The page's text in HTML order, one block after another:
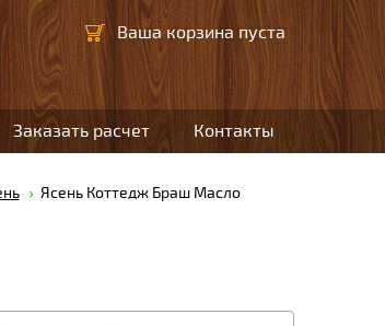
Ваша корзина пуста
Заказать расчет Контакты
Ясень Коттедж Браш Масло